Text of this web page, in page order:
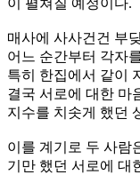
매사에 사사건건 부
어느 순간부터 각자
특히 한집에서 같이
결국 서로에 대한 마
지수를 치솟게 했던
이를 계기로 두 사람
기만 했던 서로에 대